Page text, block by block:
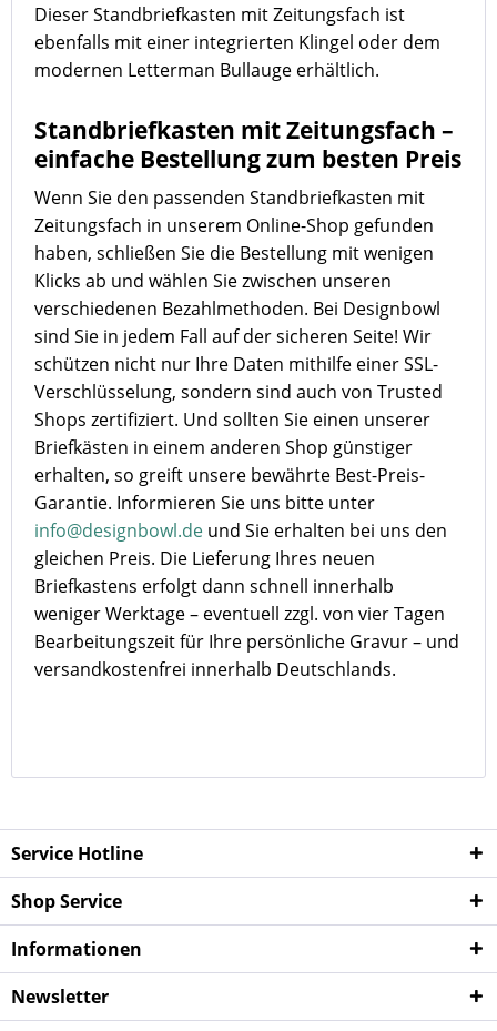
Dieser Standbriefkasten mit Zeitungsfach ist
ebenfalls mit einer integrierten Klingel oder dem
modernen Letterman Bullauge erhältlich.
Standbriefkasten mit Zeitungsfach –
einfache Bestellung zum besten Preis
Wenn Sie den passenden Standbriefkasten mit
Zeitungsfach in unserem Online-Shop gefunden
haben, schließen Sie die Bestellung mit wenigen
Klicks ab und wählen Sie zwischen unseren
verschiedenen Bezahlmethoden. Bei Designbowl
sind Sie in jedem Fall auf der sicheren Seite! Wir
schützen nicht nur Ihre Daten mithilfe einer SSL-
Verschlüsselung, sondern sind auch von Trusted
Shops zertifiziert. Und sollten Sie einen unserer
Briefkästen in einem anderen Shop günstiger
erhalten, so greift unsere bewährte Best-Preis-
Garantie. Informieren Sie uns bitte unter
info@designbowl.de und Sie erhalten bei uns den
gleichen Preis. Die Lieferung Ihres neuen
Briefkastens erfolgt dann schnell innerhalb
weniger Werktage – eventuell zzgl. von vier Tagen
Bearbeitungszeit für Ihre persönliche Gravur – und
versandkostenfrei innerhalb Deutschlands.
Service Hotline
Shop Service
Informationen
Newsletter